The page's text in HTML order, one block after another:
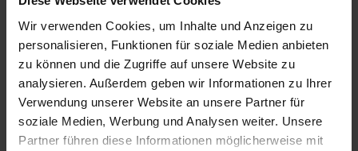
Wir verwenden Cookies, um Inhalte und Anzeigen zu
personalisieren, Funktionen für soziale Medien anbieten
zu können und die Zugriffe auf unsere Website zu
analysieren. Außerdem geben wir Informationen zu Ihrer
Verwendung unserer Website an unsere Partner für
soziale Medien, Werbung und Analysen weiter. Unsere
Partner führen diese Informationen möglicherweise mit
Tirez le meilleur parti de votre
environnement